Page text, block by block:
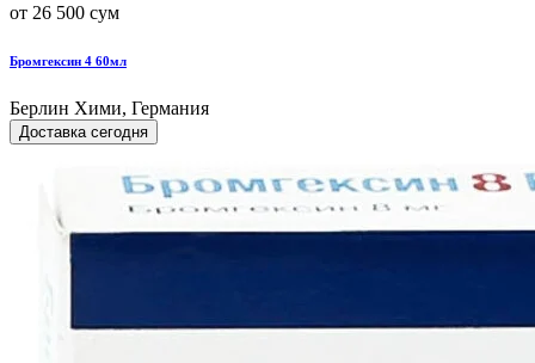
от 26 500 сум
Бромгексин 4 60мл
Берлин Хими, Германия
Доставка сегодня